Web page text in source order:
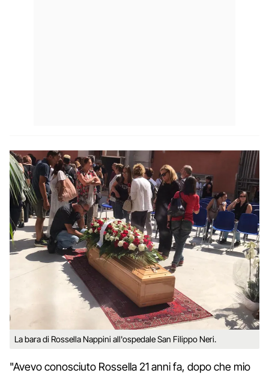
La bara di Rossella Nappini all'ospedale San Filippo Neri.
"Avevo conosciuto Rossella 21 anni fa, dopo che mio